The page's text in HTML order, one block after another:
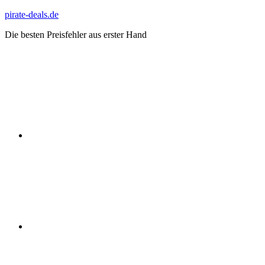
Zum
springen
pirate-deals.de
Die besten Preisfehler aus erster Hand